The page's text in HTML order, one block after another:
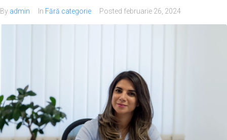
By admin In Fără categorie Posted februarie 26, 2024